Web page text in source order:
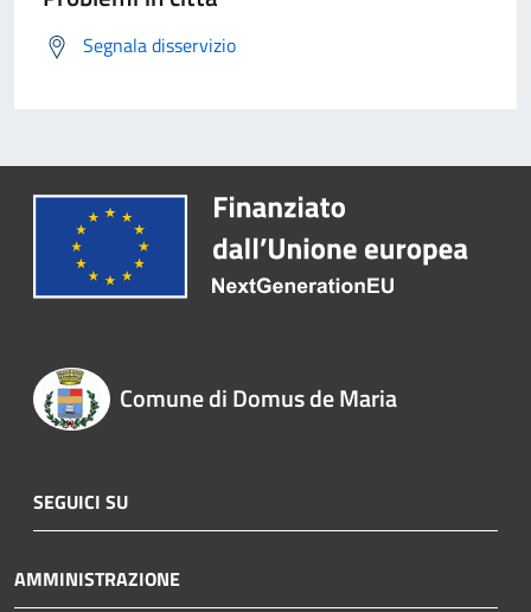
Segnala disservizio
Comune di Domus de Maria
SEGUICI SU
AMMINISTRAZIONE